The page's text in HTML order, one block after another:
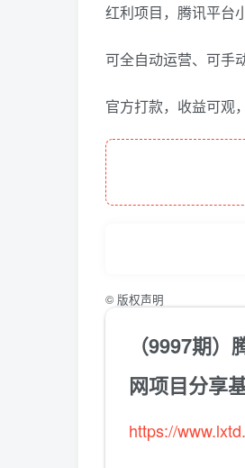
红利项目，腾讯平台
可全自动运营、可手
官方打款，收益可观
© 版权声明
（9997期
网项目分享
https://